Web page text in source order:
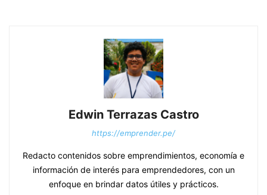
Edwin Terrazas Castro
https://emprender.pe/
Redacto contenidos sobre emprendimientos, economía e
información de interés para emprendedores, con un
enfoque en brindar datos útiles y prácticos.